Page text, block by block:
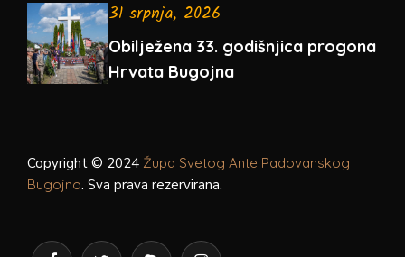
31 srpnja, 2026
Obilježena 33. godišnjica progona
Hrvata Bugojna
Copyright © 2024 Župa Svetog Ante Padovanskog
Bugojno. Sva prava rezervirana.